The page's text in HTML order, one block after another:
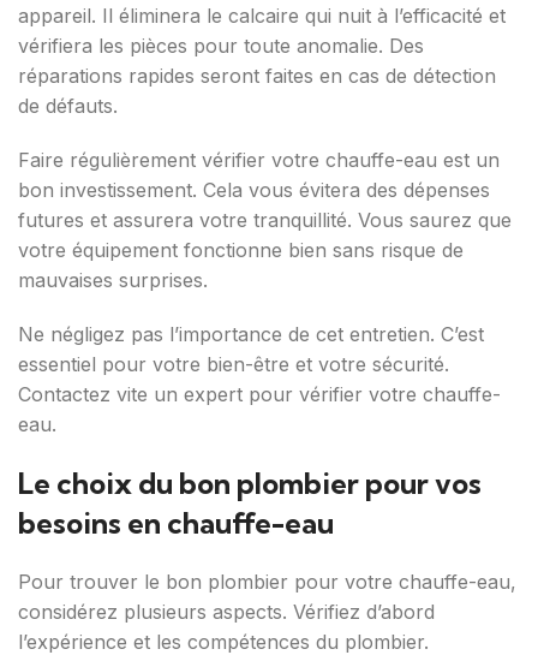
appareil. Il éliminera le calcaire qui nuit à l’efficacité et
vérifiera les pièces pour toute anomalie. Des
réparations rapides seront faites en cas de détection
de défauts.
Faire régulièrement vérifier votre chauffe-eau est un
bon investissement. Cela vous évitera des dépenses
futures et assurera votre tranquillité. Vous saurez que
votre équipement fonctionne bien sans risque de
mauvaises surprises.
Ne négligez pas l’importance de cet entretien. C’est
essentiel pour votre bien-être et votre sécurité.
Contactez vite un expert pour vérifier votre chauffe-
eau.
Le choix du bon plombier pour vos
besoins en chauffe-eau
Pour trouver le bon plombier pour votre chauffe-eau,
considérez plusieurs aspects. Vérifiez d’abord
l’expérience et les compétences du plombier.